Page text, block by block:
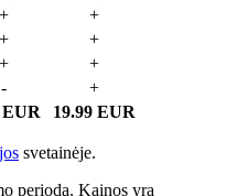
+
+
+
+
+
+
-
+
EUR 19.99 EUR
svetainėje.
periodą. Kainos yra